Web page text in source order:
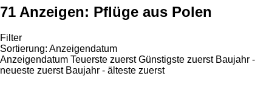
71 Anzeigen: Pflüge aus Polen
Filter
Sortierung: Anzeigendatum
Anzeigendatum Teuerste zuerst Günstigste zuerst Baujahr -
neueste zuerst Baujahr - älteste zuerst